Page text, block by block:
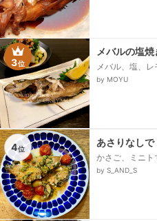
3位
メバルの塩焼
メバル、塩、
by MOYU
4位
あさりなし
かさご、ミニ
（種抜き）、ケ
by S_AND_S